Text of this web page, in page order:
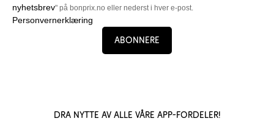
nyhetsbrev" på bonprix.no eller nederst i hver e-post.
Personvernerklæring
Abonnere
Dra nytte av alle våre app-fordeler!